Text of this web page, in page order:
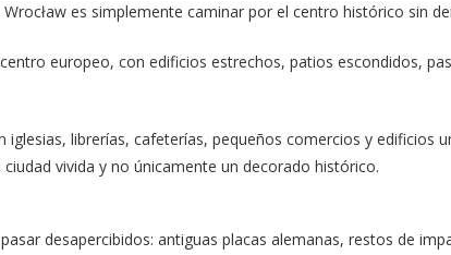
es simplemente caminar por el centro histórico sin
europeo, con edificios estrechos, patios escondidos,
iglesias, librerías, cafeterías, pequeños comercios y edificios
vivida y no únicamente un decorado histórico.
desapercibidos: antiguas placas alemanas, restos de